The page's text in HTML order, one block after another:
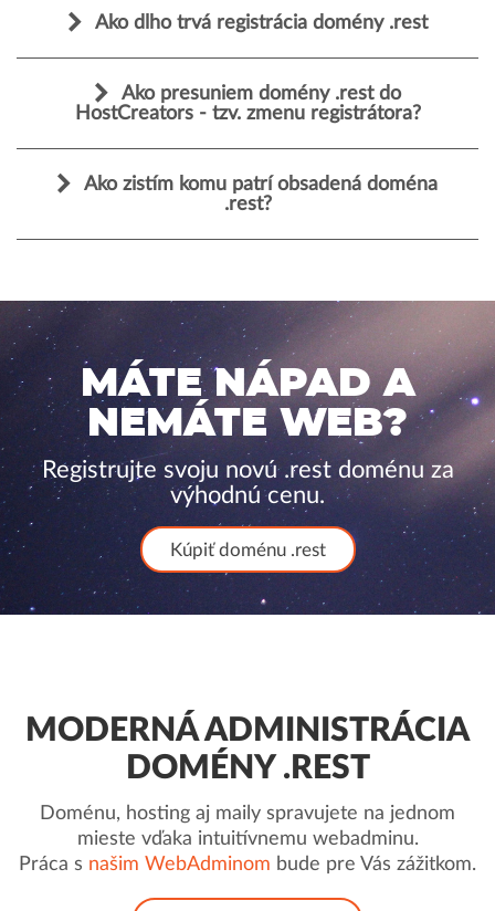
Ako dlho trvá registrácia domény .rest
Ako presuniem domény .rest do
HostCreators - tzv. zmenu registrátora?
Ako zistím komu patrí obsadená doména
.rest?
MÁTE NÁPAD A
NEMÁTE WEB?
Registrujte svoju novú .rest doménu za
výhodnú cenu.
Kúpiť doménu .rest
MODERNÁ ADMINISTRÁCIA
DOMÉNY .REST
Doménu, hosting aj maily spravujete na jednom
mieste vďaka intuitívnemu webadminu.
Práca s našim WebAdminom bude pre Vás zážitkom.